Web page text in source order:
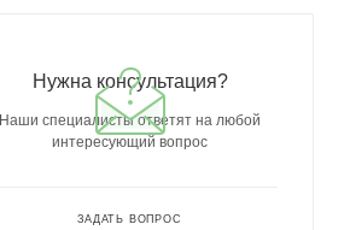
Нужна консультация?
Наши специалисты ответят на любой
интересующий вопрос
ЗАДАТЬ ВОПРОС